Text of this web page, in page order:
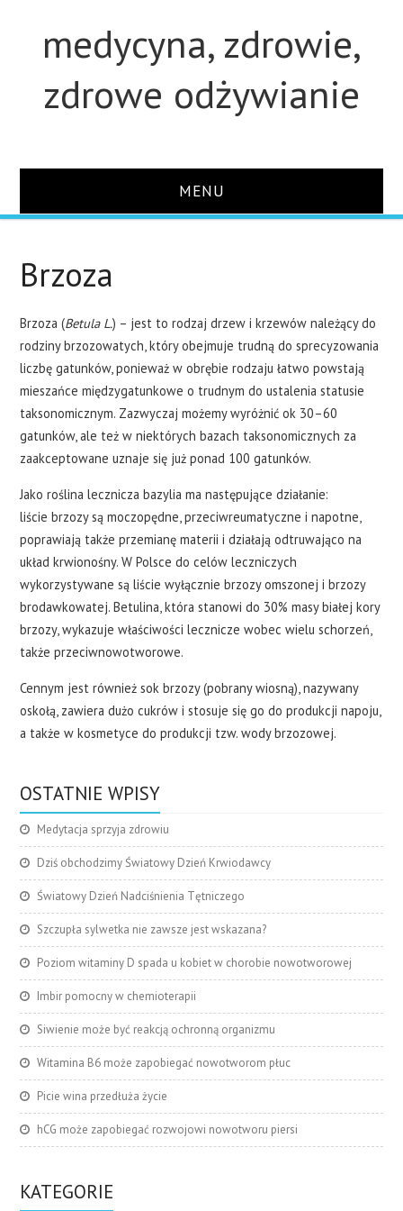
medycyna, zdrowie,
zdrowe odżywianie
MENU
STUDIA
O STRONIE
KONTAKT
Brzoza
Brzoza (Betula L.) – jest to rodzaj drzew i krzewów należący do
rodziny brzozowatych, który obejmuje trudną do sprecyzowania
liczbę gatunków, ponieważ w obrębie rodzaju łatwo powstają
mieszańce międzygatunkowe o trudnym do ustalenia statusie
taksonomicznym. Zazwyczaj możemy wyróżnić ok 30–60
gatunków, ale też w niektórych bazach taksonomicznych za
zaakceptowane uznaje się już ponad 100 gatunków.
Jako roślina lecznicza bazylia ma następujące działanie:
liście brzozy są moczopędne, przeciwreumatyczne i napotne,
poprawiają także przemianę materii i działają odtruwająco na
układ krwionośny. W Polsce do celów leczniczych
wykorzystywane są liście wyłącznie brzozy omszonej i brzozy
brodawkowatej. Betulina, która stanowi do 30% masy białej kory
brzozy, wykazuje właściwości lecznicze wobec wielu schorzeń,
także przeciwnowotworowe.
Cennym jest również sok brzozy (pobrany wiosną), nazywany
oskołą, zawiera dużo cukrów i stosuje się go do produkcji napoju,
a także w kosmetyce do produkcji tzw. wody brzozowej.
OSTATNIE WPISY
Medytacja sprzyja zdrowiu
Dziś obchodzimy Światowy Dzień Krwiodawcy
Światowy Dzień Nadciśnienia Tętniczego
Szczupła sylwetka nie zawsze jest wskazana?
Poziom witaminy D spada u kobiet w chorobie nowotworowej
Imbir pomocny w chemioterapii
Siwienie może być reakcją ochronną organizmu
Witamina B6 może zapobiegać nowotworom płuc
Picie wina przedłuża życie
hCG może zapobiegać rozwojowi nowotworu piersi
KATEGORIE